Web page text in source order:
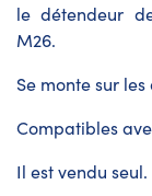
le détendeur
M26.
Se monte sur
Compatibles
Il est vendu seul.